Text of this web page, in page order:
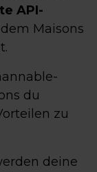
API-
Maisons
du
zu
deine